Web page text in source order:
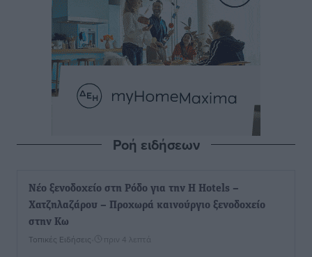
Ροή ειδήσεων
Νέο ξενοδοχείο στη Ρόδο για την H Hotels –
Χατζηλαζάρου – Προχωρά καινούργιο ξενοδοχείο
στην Κω
Τοπικές Ειδήσεις πριν 4 λεπτά